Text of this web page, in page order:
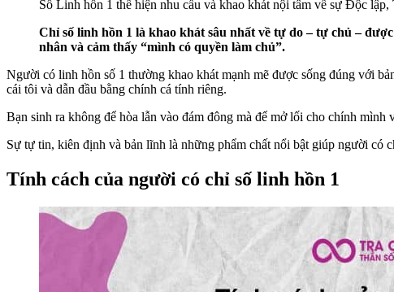
Số Linh hồn 1 thể hiện nhu cầu và khao khát nội tâm về sự Độc lập,
Chỉ số linh hồn 1 là khao khát sâu nhất về tự do – tự chủ –
nhân và cảm thấy “mình có quyền làm chủ”.
Người có linh hồn số 1 thường khao khát mạnh mẽ được sống đúng với
cái tôi và dẫn đầu bằng chính cá tính riêng.
Bạn sinh ra không để hòa lẫn vào đám đông mà để mở lối cho chính
Sự tự tin, kiên định và bản lĩnh là những phẩm chất nổi bật giúp người có
Tính cách của người có chỉ số linh hồn 1